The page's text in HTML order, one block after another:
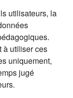
utilisateurs, la
à utiliser ces
uniquement,
jugé